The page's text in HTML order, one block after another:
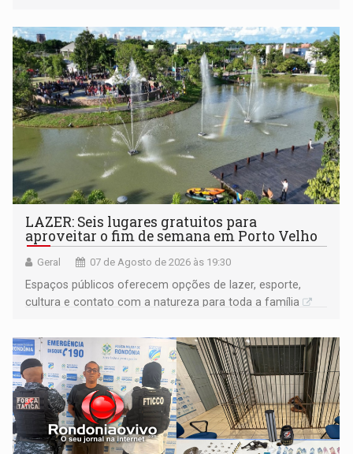
LAZER: Seis lugares gratuitos para
aproveitar o fim de semana em Porto Velho
Geral 07 de Agosto de 2026 às 19:30
Espaços públicos oferecem opções de lazer, esporte,
cultura e contato com a natureza para toda a família